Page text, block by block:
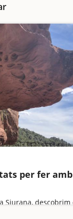
per fer amb